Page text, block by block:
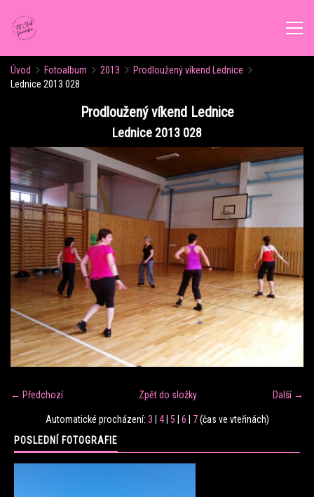
ÚVOD
ROZVRH CVIČENÍ
KALENDÁŘ AKCÍ
FORMY CVIČENÍ
VÝŽIVOVÉ PORADENSTVÍ
FITNESS TRÉNINK
FIT CLUB VERONIKA
Úvod Fotoalbum 2013
Prodloužený víkend Lednice
Lednice 2013 028
Prodloužený víkend Lednice
Lednice 2013 028
← Předchozí Další →
Zpět do složky
Automatické procházení: 3 | 4| 5 | 6 | 7(čas ve vteřinách)
POSLEDNÍ FOTOGRAFIE